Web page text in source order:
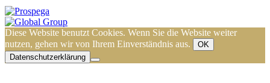
Diese Website benutzt Cookies. Wenn Sie die Website weiter
nutzen, gehen wir von Ihrem Einverständnis aus.
OK
Datenschutzerklärung